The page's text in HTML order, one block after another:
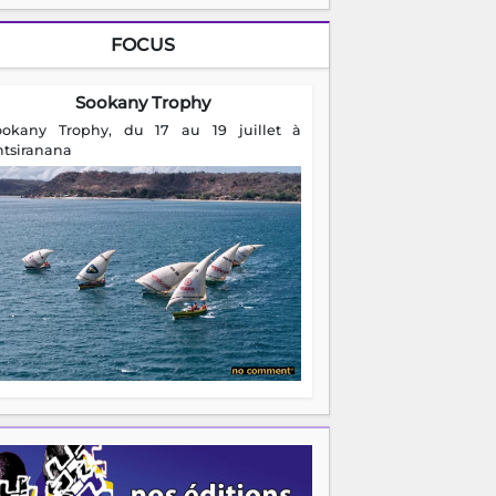
FOCUS
Sookany Trophy
Trophy, du 17 au 19 juillet à